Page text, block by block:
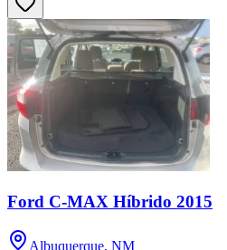
Ford C-MAX Híbrido 2015
Albuquerque, NM